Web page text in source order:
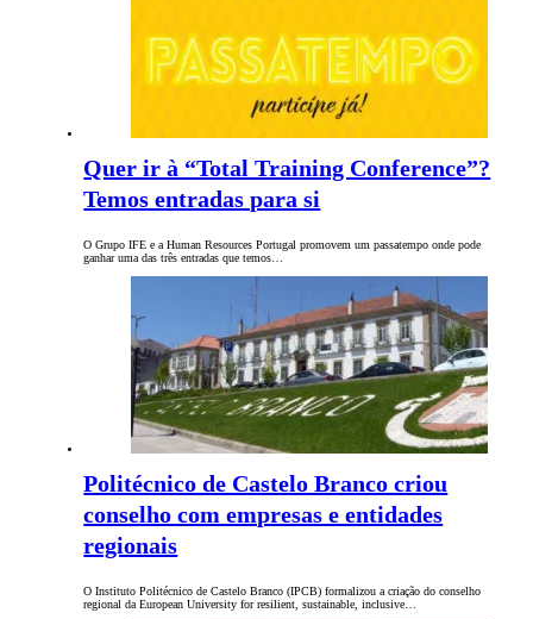
Quer ir à “Total Training Conference”?
Temos entradas para si
O Grupo IFE e a Human Resources Portugal promovem um passatempo onde pode
ganhar uma das três entradas que temos…
Politécnico de Castelo Branco criou
conselho com empresas e entidades
regionais
O Instituto Politécnico de Castelo Branco (IPCB) formalizou a criação do conselho
regional da European University for resilient, sustainable, inclusive…